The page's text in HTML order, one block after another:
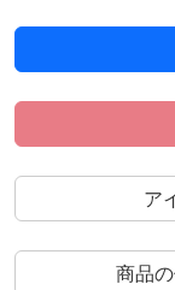
ア
商品